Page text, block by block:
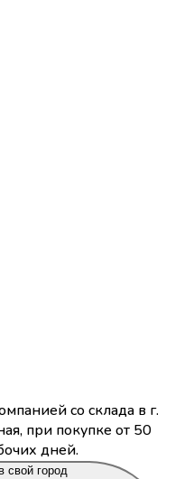
со склада в г.
при покупке от 50
дней.
свой город